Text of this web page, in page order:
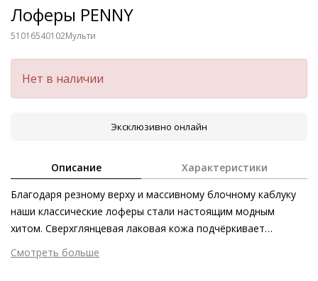
Лоферы PENNY
51016540102Мульти
Нет в наличии
Эксклюзивно онлайн
Описание Характеристики
Благодаря резному верху и массивному блочному каблуку
наши классические лоферы стали настоящим модным
хитом. Сверхглянцевая лаковая кожа подчёркивает
эффектность дизайна. Модель идеальна не только для
непринуждённых образов в стиле casual, но и для
Смотреть больше